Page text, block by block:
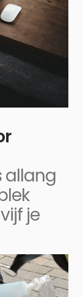
allang
je